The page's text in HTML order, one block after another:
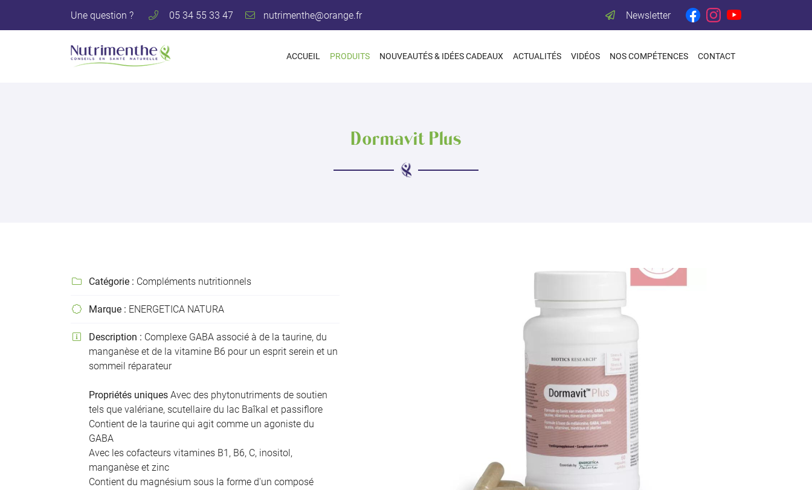
Une question ? 05 34 55 33 47 Newsletter
ACCUEIL PRODUITS NOUVEAUTÉS & IDÉES CADEAUX ACTUALITÉS VIDÉOS NOS COMPÉTENCES CONTACT
05 34 55 33 47
Recopier le code ci-contre
Rafraîchir le captcha
En cochant cette case, vous consentez à recevoir nos propositions commerciales à
l'adresse email indiqué ci-dessus. Vous pouvez vous désinscrire à tout moment en
le formulaire de désinscription.
Dormavit Plus
 Catégorie : Compléments nutritionnels
 Marque : ENERGETICA NATURA
 Description : Complexe GABA associé à de la taurine, du
manganèse et de la vitamine B6 pour un esprit serein et un
sommeil réparateur
Propriétés uniques Avec des phytonutriments de soutien
tels que valériane, scutellaire du lac Baîkal et passiflore
Contient de la taurine qui agit comme un agoniste du
GABA
Avec les cofacteurs vitamines B1, B6, C, inositol,
manganèse et zinc
Contient du magnésium sous la forme d'un composé